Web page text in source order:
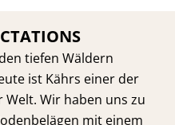
tiefen Wäldern
ist Kährs einer der
Wir haben uns zu
mit einem